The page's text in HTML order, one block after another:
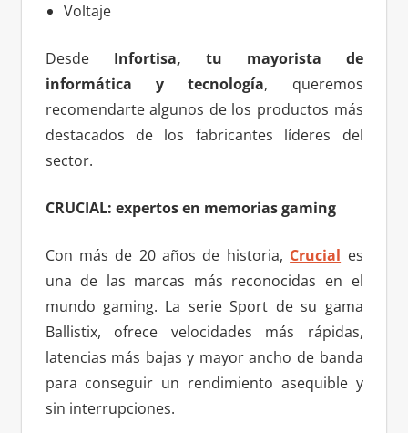
Voltaje
Desde Infortisa, tu mayorista de
informática y tecnología, queremos
recomendarte algunos de los productos más
destacados de los fabricantes líderes del
sector.
CRUCIAL: expertos en memorias gaming
Con más de 20 años de historia, Crucial es
una de las marcas más reconocidas en el
mundo gaming. La serie Sport de su gama
Ballistix, ofrece velocidades más rápidas,
latencias más bajas y mayor ancho de banda
para conseguir un rendimiento asequible y
sin interrupciones.